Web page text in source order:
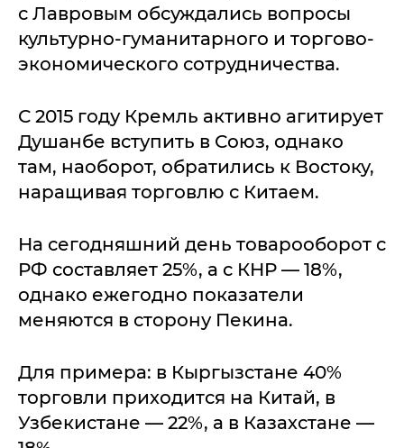
с Лавровым обсуждались вопросы
культурно-гуманитарного и торгово-
экономического сотрудничества.
С 2015 году Кремль активно агитирует
Душанбе вступить в Союз, однако
там, наоборот, обратились к Востоку,
наращивая торговлю с Китаем.
На сегодняшний день товарооборот с
РФ составляет 25%, а с КНР — 18%,
однако ежегодно показатели
меняются в сторону Пекина.
Для примера: в Кыргызстане 40%
торговли приходится на Китай, в
Узбекистане — 22%, а в Казахстане —